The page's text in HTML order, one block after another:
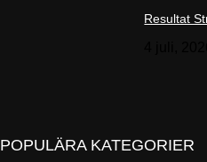
Resultat
POPULÄRA KATEGORIER